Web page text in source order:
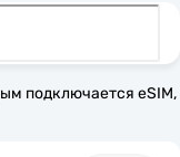
подключается eSIM,